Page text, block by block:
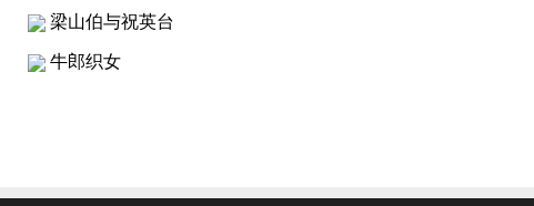
梁山伯与祝英台
牛郎织女